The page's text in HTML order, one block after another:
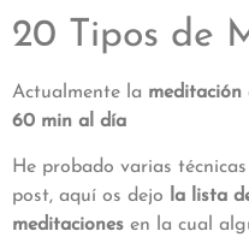
20 Tipos de
Actualmente la meditación
60 min al día
He probado varias
post, aquí os dejo
la lista
meditaciones en la cual